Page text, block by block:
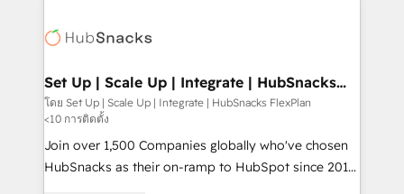
HubSpot COS Performance Award 🏆2014 HubSpot
COS Design Award 🏆2013 HubSpot Marketplace
Partner 📆Founded in 1997
HubSpot development: websites, custom modules,
marketing, advertising, campaigns, content and
design We connect people, data and technology to
improve customer experiences. With our bright
people, exciting ideas and can-do mentality, we
ensure revenue growth on a daily basis. So tell us
Set Up | Scale Up | Integrate | HubSnacks
FlexPlan
โดย Set Up | Scale Up | Integrate | HubSnacks FlexPlan
<10 การติดตั้ง
Join over 1,500 Companies globally who've chosen
HubSnacks as their on-ramp to HubSpot since 2014